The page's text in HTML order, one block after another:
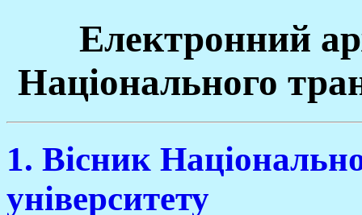
Електронний
Національного
1. Вісник
університету